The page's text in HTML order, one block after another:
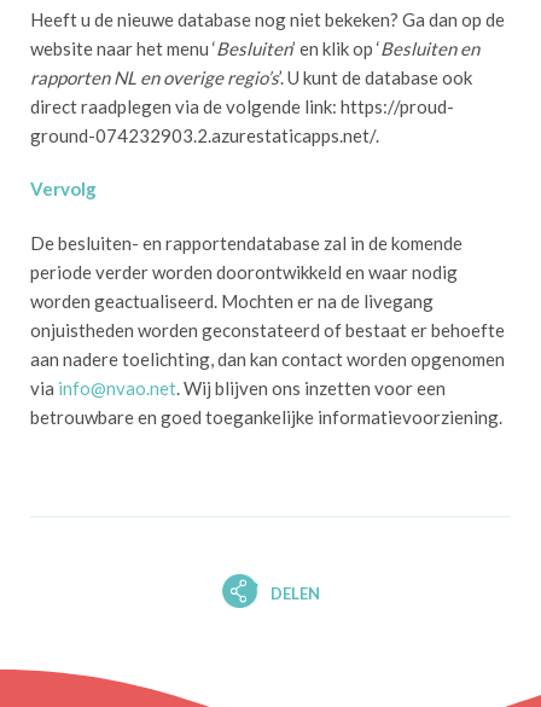
Heeft u de nieuwe database nog niet bekeken? Ga dan op de
website naar het menu ‘Besluiten’ en klik op ‘Besluiten en
rapporten NL en overige regio’s’. U kunt de database ook
direct raadplegen via de volgende link: https://proud-
ground-074232903.2.azurestaticapps.net/.
Vervolg
De besluiten- en rapportendatabase zal in de komende
periode verder worden doorontwikkeld en waar nodig
worden geactualiseerd. Mochten er na de livegang
onjuistheden worden geconstateerd of bestaat er behoefte
aan nadere toelichting, dan kan contact worden opgenomen
via info@nvao.net. Wij blijven ons inzetten voor een
betrouwbare en goed toegankelijke informatievoorziening.
DELEN